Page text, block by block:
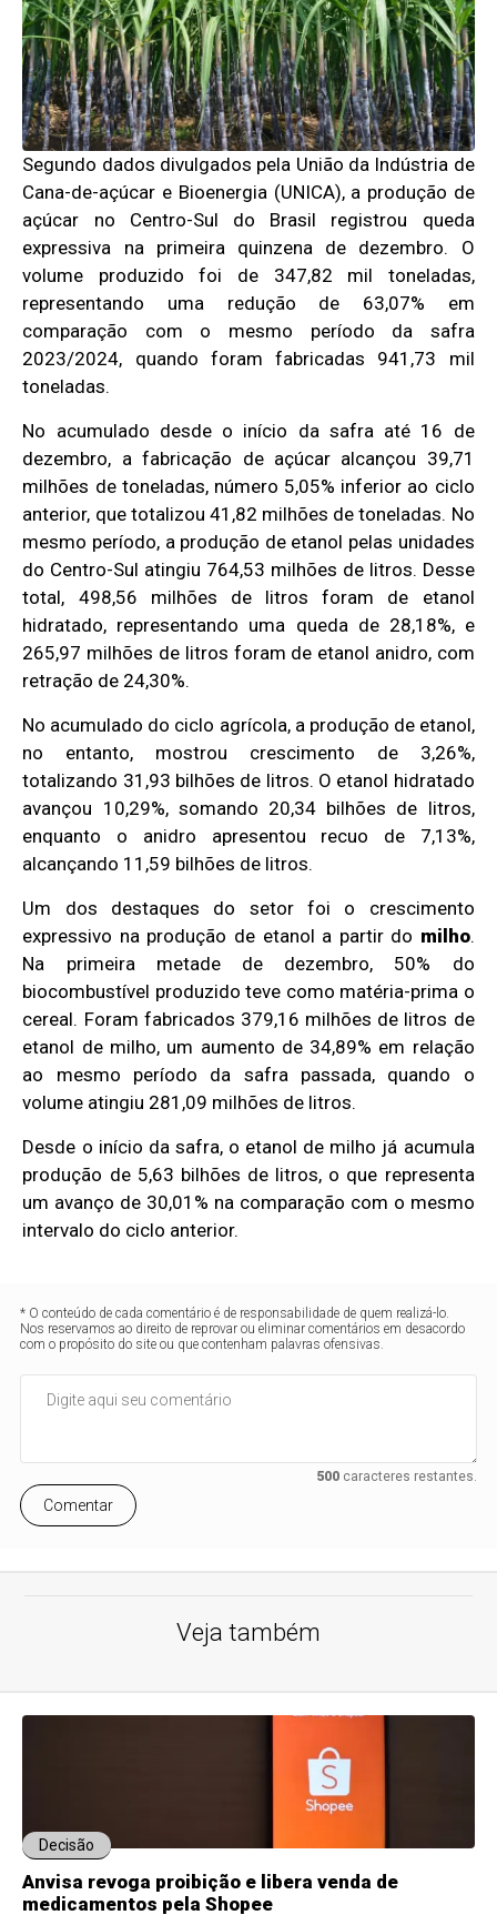
Segundo dados divulgados pela União da Indústria de
Cana-de-açúcar e Bioenergia (UNICA), a produção de
açúcar no Centro-Sul do Brasil registrou queda
expressiva na primeira quinzena de dezembro. O
volume produzido foi de 347,82 mil toneladas,
representando uma redução de 63,07% em
comparação com o mesmo período da safra
2023/2024, quando foram fabricadas 941,73 mil
toneladas.
No acumulado desde o início da safra até 16 de
dezembro, a fabricação de açúcar alcançou 39,71
milhões de toneladas, número 5,05% inferior ao ciclo
anterior, que totalizou 41,82 milhões de toneladas. No
mesmo período, a produção de etanol pelas unidades
do Centro-Sul atingiu 764,53 milhões de litros. Desse
total, 498,56 milhões de litros foram de etanol
hidratado, representando uma queda de 28,18%, e
265,97 milhões de litros foram de etanol anidro, com
retração de 24,30%.
No acumulado do ciclo agrícola, a produção de etanol,
no entanto, mostrou crescimento de 3,26%,
totalizando 31,93 bilhões de litros. O etanol hidratado
avançou 10,29%, somando 20,34 bilhões de litros,
enquanto o anidro apresentou recuo de 7,13%,
alcançando 11,59 bilhões de litros.
Um dos destaques do setor foi o crescimento
expressivo na produção de etanol a partir do milho.
Na primeira metade de dezembro, 50% do
biocombustível produzido teve como matéria-prima o
cereal. Foram fabricados 379,16 milhões de litros de
etanol de milho, um aumento de 34,89% em relação
ao mesmo período da safra passada, quando o
volume atingiu 281,09 milhões de litros.
Desde o início da safra, o etanol de milho já acumula
produção de 5,63 bilhões de litros, o que representa
um avanço de 30,01% na comparação com o mesmo
intervalo do ciclo anterior.
* O conteúdo de cada comentário é de responsabilidade de quem realizá-lo.
Nos reservamos ao direito de reprovar ou eliminar comentários em desacordo
com o propósito do site ou que contenham palavras ofensivas.
500caracteres restantes.
Comentar
Veja também
Decisão
Anvisa revoga proibição e libera venda de
medicamentos pela Shopee